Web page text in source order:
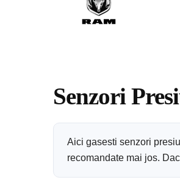
Senzori
Aici gasesti senzori
recomandate mai jos.